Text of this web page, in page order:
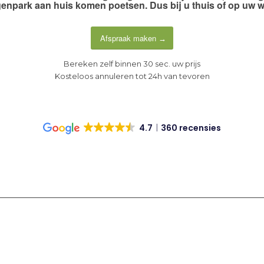
aan huis komen poetsen. Dus bij u thuis of op uw
Afspraak maken
Bereken zelf binnen 30 sec. uw prijs
Kosteloos annuleren tot 24h van tevoren
4.7 360 recensies